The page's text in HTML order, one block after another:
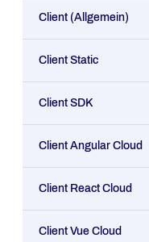
Client (Allgemein)
Client Static
Client SDK
Client Angular Cloud
Client React Cloud
Client Vue Cloud